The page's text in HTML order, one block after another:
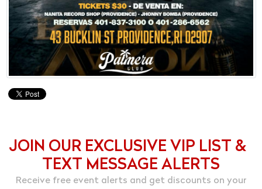
JOIN OUR EXCLUSIVE VIP LIST &
TEXT MESSAGE ALERTS
Receive free event alerts and get discounts on your